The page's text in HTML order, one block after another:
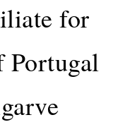
for
Portugal